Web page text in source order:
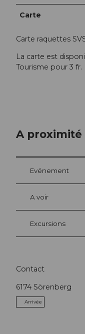
Carte
Carte raquettes
La carte est
Tourisme pour 3 fr.
A proximité
Evénement
A voir
Excursions
Contact
6174 Sörenberg
Arrivée